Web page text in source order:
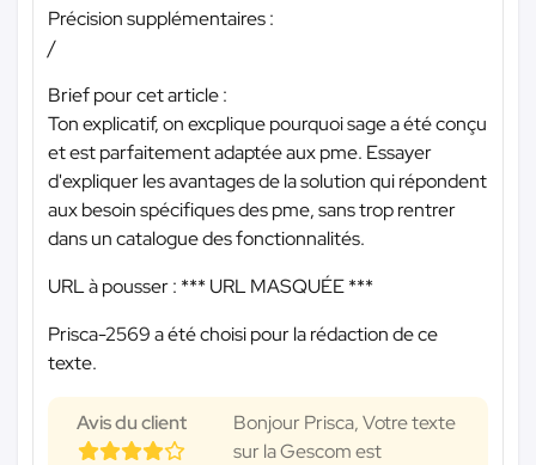
Précision supplémentaires :
/
Brief pour cet article :
Ton explicatif, on excplique pourquoi sage a été conçu
et est parfaitement adaptée aux pme. Essayer
d'expliquer les avantages de la solution qui répondent
aux besoin spécifiques des pme, sans trop rentrer
dans un catalogue des fonctionnalités.
URL à pousser : *** URL MASQUÉE ***
Prisca-2569 a été choisi pour la rédaction de ce
texte.
Avis du client
Bonjour Prisca, Votre texte
sur la Gescom est